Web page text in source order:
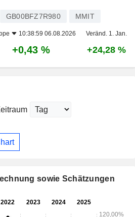
GB00BFZ7R980 MMIT
10:38:59 06.08.2026 Veränd. 1. Jan.
+0,43 % +24,28 %
sowie Schätzungen